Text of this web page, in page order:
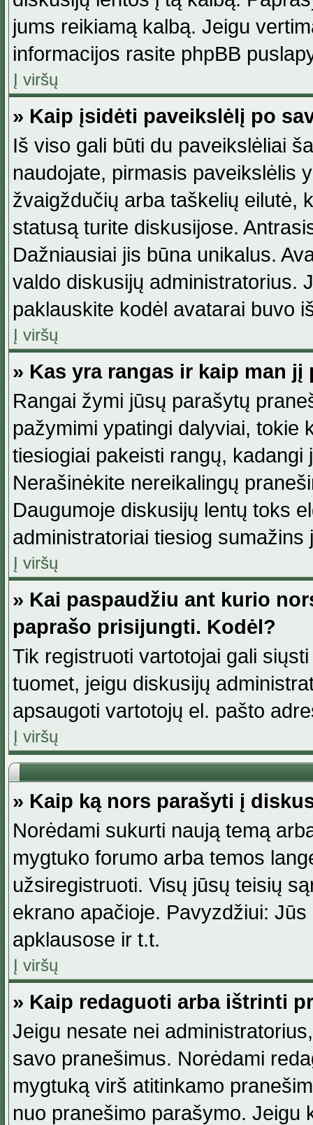
jums reikiamą kalbą. Jeigu
informacijos rasite phpBB
Į viršų
» Kaip įsidėti paveikslėlį po
Iš viso gali būti du paveikslėliai
naudojate, pirmasis paveikslėlis
žvaigždučių arba taškelių eilutė,
statusą turite diskusijose.
Dažniausiai jis būna unikalus.
valdo diskusijų administratorius.
paklauskite kodėl avatarai buvo
Į viršų
» Kas yra rangas ir kaip man jį
Rangai žymi jūsų parašytų
pažymimi ypatingi dalyviai, tokie
tiesiogiai pakeisti rangų,
Nerašinėkite nereikalingų
Daugumoje diskusijų lentų toks
administratoriai tiesiog
Į viršų
» Kai paspaudžiu ant kurio
paprašo prisijungti. Kodėl?
Tik registruoti vartotojai gali
tuomet, jeigu diskusijų
apsaugoti vartotojų el. pašto
Į viršų
» Kaip ką nors parašyti į
Norėdami sukurti naują temą
mygtuko forumo arba temos
užsiregistruoti. Visų jūsų teisių
ekrano apačioje. Pavyzdžiui:
apklausose ir t.t.
Į viršų
» Kaip redaguoti arba ištrinti
Jeigu nesate nei
savo pranešimus. Norėdami
mygtuką virš atitinkamo
nuo pranešimo parašymo. Jeigu